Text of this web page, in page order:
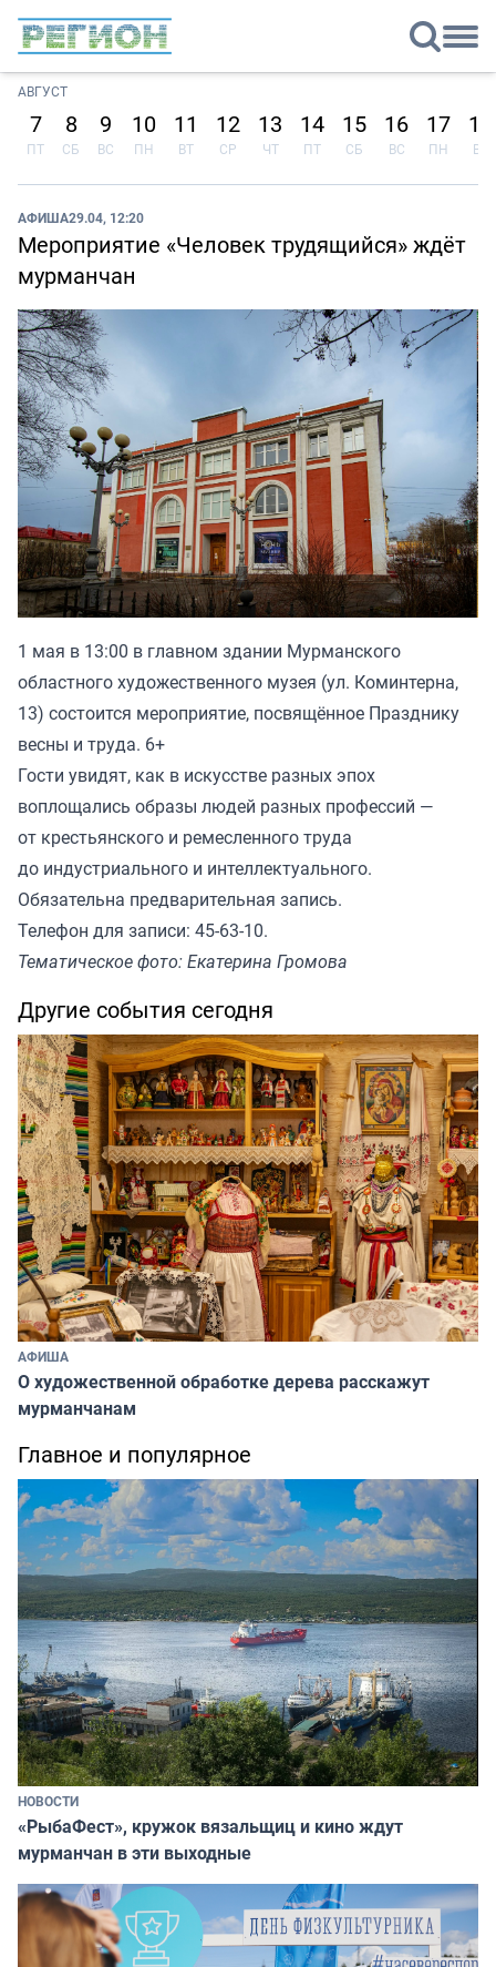
АВГУСТ
7
ПТ
8
СБ
9
ВС
10
ПН
11
ВТ
12
СР
13
ЧТ
14
ПТ
15
СБ
16
ВС
17
ПН
18
ВТ
АФИША29.04, 12:20
Мероприятие «Человек трудящийся» ждёт
мурманчан
1 мая в 13:00 в главном здании Мурманского
областного художественного музея (ул. Коминтерна,
13) состоится мероприятие, посвящённое Празднику
весны и труда. 6+
Гости увидят, как в искусстве разных эпох
воплощались образы людей разных профессий —
от крестьянского и ремесленного труда
до индустриального и интеллектуального.
Обязательна предварительная запись.
Телефон для записи: 45-63-10.
Тематическое фото: Екатерина Громова
Другие события сегодня
АФИША
О художественной обработке дерева расскажут
мурманчанам
Главное и популярное
НОВОСТИ
«РыбаФест», кружок вязальщиц и кино ждут
мурманчан в эти выходные